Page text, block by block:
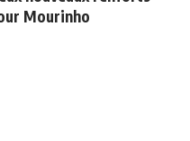
Mourinho